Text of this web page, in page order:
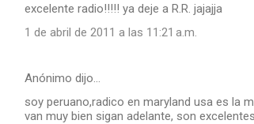
excelente radio!!!!! ya deje a R.R. jajajja
1 de abril de 2011 a las 11:21 a.m.
Anónimo dijo…
soy peruano,radico en maryland usa es la
van muy bien sigan adelante, son